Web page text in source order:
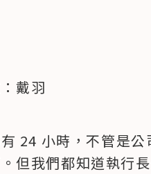
戴羽
24 小時，不管是
但我們都知道執行